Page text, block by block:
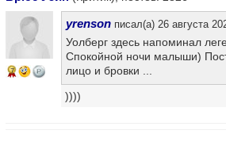
7
yrenson писал(а) 26 августа
Уолберг здесь напоминал
Спокойной ночи малыши)
лицо и бровки ...
))))